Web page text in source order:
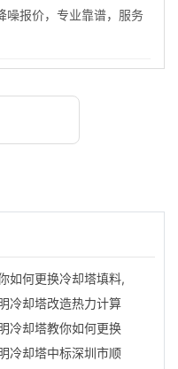
噪报价，专业靠谱，服务
如何更换冷却塔填料,
如何更换冷却塔填料
冷却塔改造热力计算
热力学方程分析,162
却塔拆
冷却塔教你如何更换
塔填料,康明冷却塔
冷却塔中标深圳市顺